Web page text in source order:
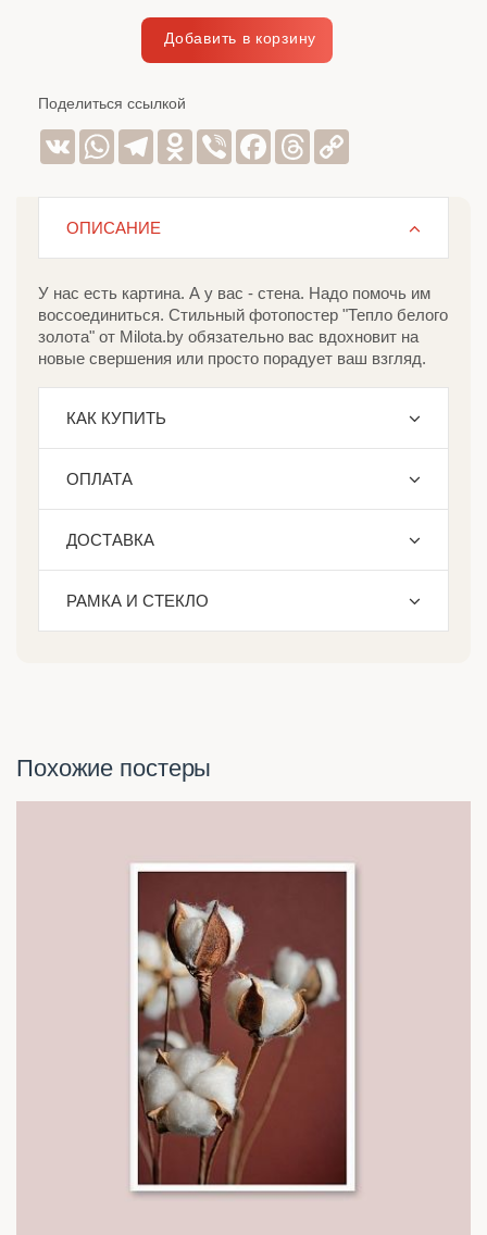
Поделиться ссылкой
VK WhatsAppTelegramOdnoklassniki
Viber FacebookThreads
ОПИСАНИЕ
У нас есть картина. А у вас - стена. Надо помочь им
воссоединиться. Стильный фотопостер "Тепло белого
золота" от Milota.by обязательно вас вдохновит на
новые свершения или просто порадует ваш взгляд.
КАК КУПИТЬ
ОПЛАТА
ДОСТАВКА
РАМКА И СТЕКЛО
Похожие постеры